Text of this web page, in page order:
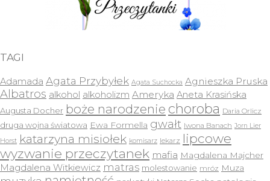
TAGI
Adamada Agata Przybyłek Agata Suchocka Agnieszka Pruska
Albatros alkohol alkoholizm Ameryka Aneta Krasińska
Augusta Docher boże narodzenie choroba Daria Orlicz
druga wojna światowa Ewa Formella gwałt Iwona Banach Jorn Lier
Horst katarzyna misiołek komisarz lekarz lipcowe
wyzwanie przeczytanek mafia Magdalena Majcher
Magdalena Witkiewicz matras molestowanie mróz Muza